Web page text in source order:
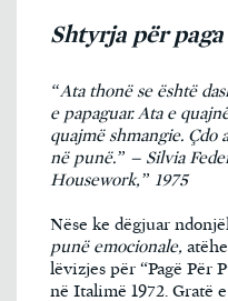
Shtyrja për
“Ata thonë se është
e papaguar. Ata e
quajmë shmangie. Çdo
në punë.” – Silvia
Housework,” 1975
Nëse ke dëgjuar
punë emocionale,
lëvizjes për “Pagë Për
në Italimë 1972. Gratë